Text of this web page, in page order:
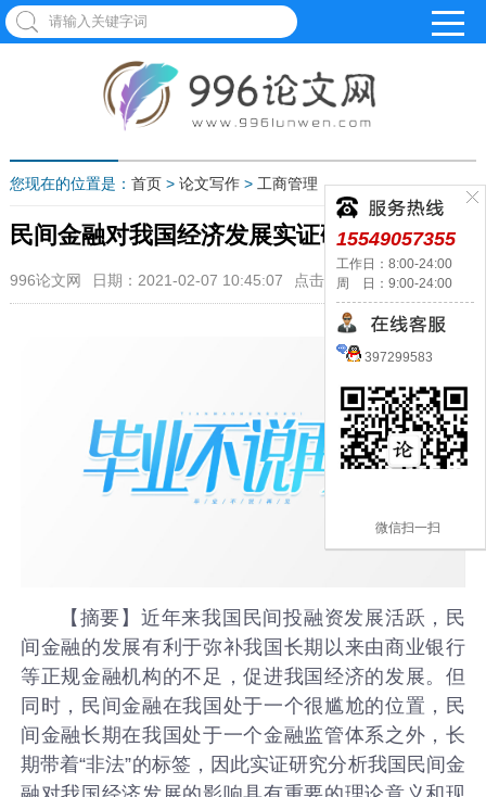
您现在的位置是： 首页> 论文写作> 工商管理
民间金融对我国经济发展实证研究
996论文网 日期：2021-02-07 10:45:07 点击：1088
【摘要】近年来我国民间投融资发展活跃，民
间金融的发展有利于弥补我国长期以来由商业银行
等正规金融机构的不足，促进我国经济的发展。但
同时，民间金融在我国处于一个很尴尬的位置，民
间金融长期在我国处于一个金融监管体系之外，长
期带着“非法”的标签，因此实证研究分析我国民间金
15549057355
工作日：8:00-24:00
周 日：9:00-24:00
397299583
微信扫一扫